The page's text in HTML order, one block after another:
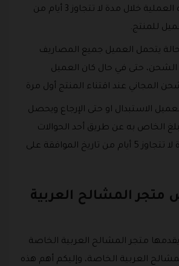
لابد أن تكون هذه العملية خلال مدة لا تتجاوز 3 أيام من
للمنتج.
يتحمل العميل جميع المصاريف
حتى في حال كان العميل
المجاني عند اقتناء المنتج أول مرة
الاستبدال او حتى الإرجاع ويحصل
الخاص به عن طريق أحد الحوالات
البنكية خلال مدة لا تتجاوز 5 أيام من تاريخ الموافقة على
المشالح العربية
متجر المشالح العربية الخاصة
العربية الخاصة، وإليكم أهم هذه